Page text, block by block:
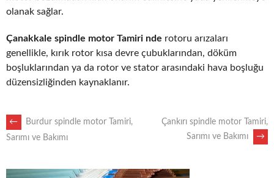
olanak sağlar.
Çanakkale spindle motor Tamiri nde rotoru arızaları
genellikle, kırık rotor kısa devre çubuklarından, döküm
boşluklarından ya da rotor ve stator arasındaki hava boşluğu
düzensizliğinden kaynaklanır.
POST
NAVIGATION
←
Burdur spindle motor Tamiri,
Sarımı ve Bakımı
Çankırı spindle motor Tamiri,
Sarımı ve Bakımı
→